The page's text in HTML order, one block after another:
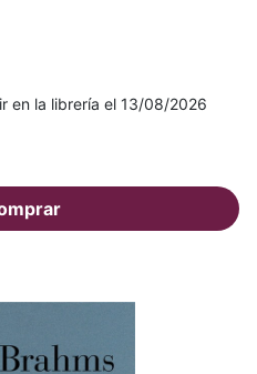
en la librería el 13/08/2026